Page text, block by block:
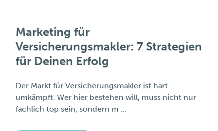
Marketing für
Versicherungsmakler: 7 Strategien
für Deinen Erfolg
Der Markt für Versicherungsmakler ist hart
umkämpft. Wer hier bestehen will, muss nicht nur
fachlich top sein, sondern m …